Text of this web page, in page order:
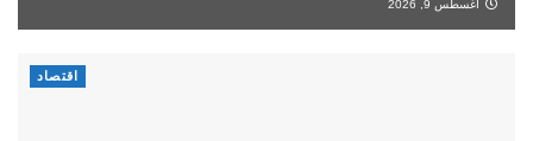
أغسطس 9, 2026
اقتصاد